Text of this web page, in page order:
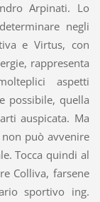
Arpinati. Lo
negli
e Virtus, con
rappresenta
aspetti
possibile, quella
auspicata. Ma
può avvenire
Tocca quindi al
Colliva, farsene
sportivo ing.